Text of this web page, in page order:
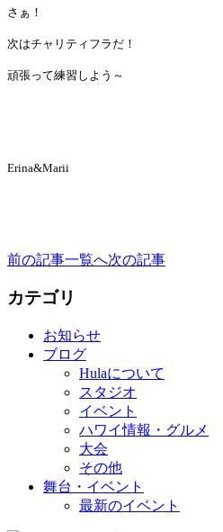
さぁ！
次はチャリティフラだ！
頑張って練習しよう～
Erina&Marii
前の記事一覧へ次の記事
カテゴリ
お知らせ
ブログ
Hulaについて
スタジオ
イベント
ハワイ情報・グルメ
大会
その他
舞台・イベント
最新のイベント